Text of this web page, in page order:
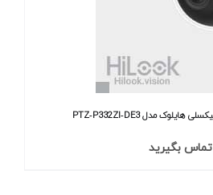
تماس بگیرید